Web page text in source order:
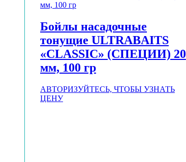
Бойлы насадочные
тонущие ULTRABAITS
«CLASSIC» (СПЕЦИИ) 20
мм, 100 гр
АВТОРИЗУЙТЕСЬ, ЧТОБЫ УЗНАТЬ
ЦЕНУ